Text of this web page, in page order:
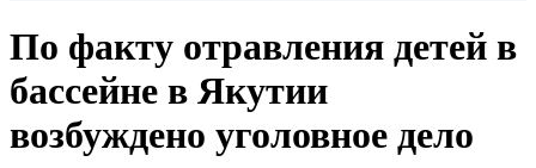
По факту отравления детей в
бассейне в Якутии
возбуждено уголовное дело